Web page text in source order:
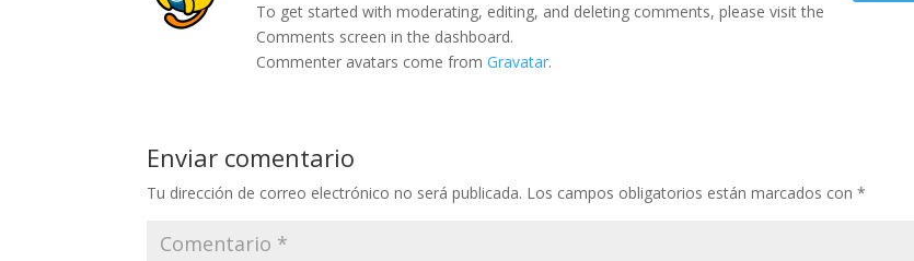
To get started with moderating, editing, and deleting comments, please visit the
Comments screen in the dashboard.
Commenter avatars come fromGravatar.
Enviar comentario
Tu dirección de correo electrónico no será publicada. Los campos obligatorios están marcados con*